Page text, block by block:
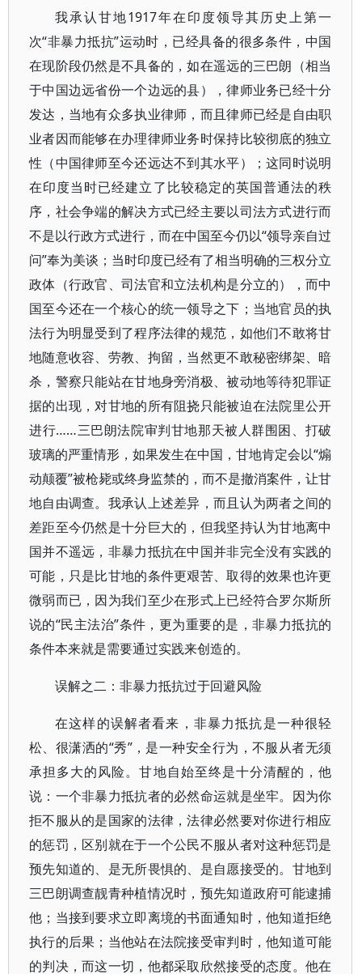
我承认甘地1917年在印度领导其历史上第一
次“非暴力抵抗”运动时，已经具备的很多条件，中国
在现阶段仍然是不具备的，如在遥远的三巴朗（相当
于中国边远省份一个边远的县），律师业务已经十分
发达，当地有众多执业律师，而且律师已经是自由职
业者因而能够在办理律师业务时保持比较彻底的独立
性（中国律师至今还远达不到其水平）；这同时说明
在印度当时已经建立了比较稳定的英国普通法的秩
序，社会争端的解决方式已经主要以司法方式进行而
不是以行政方式进行，而在中国至今仍以“领导亲自过
问”奉为美谈；当时印度已经有了相当明确的三权分立
政体（行政官、司法官和立法机构是分立的），而中
国至今还在一个核心的统一领导之下；当地官员的执
法行为明显受到了程序法律的规范，如他们不敢将甘
地随意收容、劳教、拘留，当然更不敢秘密绑架、暗
杀，警察只能站在甘地身旁消极、被动地等待犯罪证
据的出现，对甘地的所有阻挠只能被迫在法院里公开
进行……三巴朗法院审判甘地那天被人群围困、打破
玻璃的严重情形，如果发生在中国，甘地肯定会以“煽
动颠覆”被枪毙或终身监禁的，而不是撤消案件，让甘
地自由调查。我承认上述差异，而且认为两者之间的
差距至今仍然是十分巨大的，但我坚持认为甘地离中
国并不遥远，非暴力抵抗在中国并非完全没有实践的
可能，只是比甘地的条件更艰苦、取得的效果也许更
微弱而已，因为我们至少在形式上已经符合罗尔斯所
说的“民主法治”条件，更为重要的是，非暴力抵抗的
条件本来就是需要通过实践来创造的。
误解之二：非暴力抵抗过于回避风险
在这样的误解者看来，非暴力抵抗是一种很轻
松、很潇洒的“秀”，是一种安全行为，不服从者无须
承担多大的风险。甘地自始至终是十分清醒的，他
说：一个非暴力抵抗者的必然命运就是坐牢。因为你
拒不服从的是国家的法律，法律必然要对你进行相应
的惩罚，区别就在于一个公民不服从者对这种惩罚是
预先知道的、是无所畏惧的、是自愿接受的。甘地到
三巴朗调查靓青种植情况时，预先知道政府可能逮捕
他；当接到要求立即离境的书面通知时，他知道拒绝
执行的后果；当他站在法院接受审判时，他知道可能
的判决，而这一切，他都采取欣然接受的态度。他在